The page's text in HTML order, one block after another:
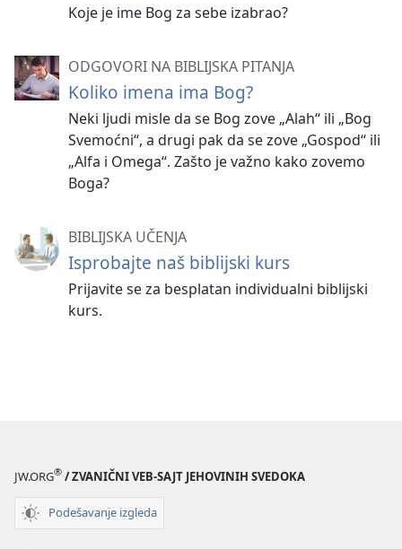
Koje je ime Bog za sebe izabrao?
ODGOVORI NA BIBLIJSKA PITANJA
Koliko imena ima Bog?
Neki ljudi misle da se Bog zove „Alah“ ili „Bog
Svemoćni“, a drugi pak da se zove „Gospod“ ili
„Alfa i Omega“. Zašto je važno kako zovemo
Boga?
BIBLIJSKA UČENJA
Isprobajte naš biblijski kurs
Prijavite se za besplatan individualni biblijski
kurs.
JW.ORG® / ZVANIČNI VEB-SAJT JEHOVINIH SVEDOKA
Podešavanje izgleda